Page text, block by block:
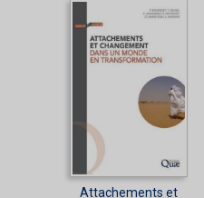
Attachements et